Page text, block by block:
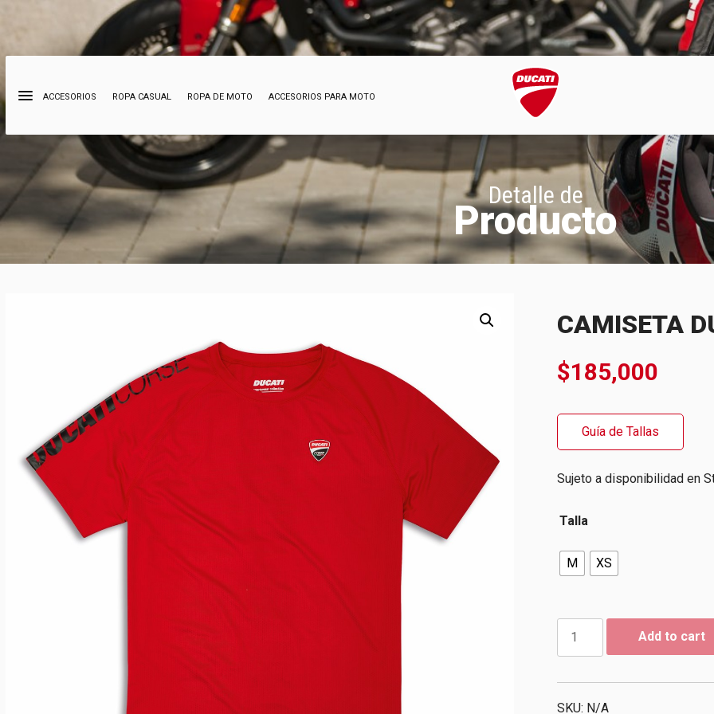
ACCESORIOS ROPA CASUAL ROPA DE MOTO ACCESORIOS PARA MOTO
de
productos
Detalle de
Producto
CAMISETA
$185,000
Guía de Tallas
Sujeto a disponibilidad en
Talla
M XS
Ducati
Red
|
Add to cart
SKU: N/A